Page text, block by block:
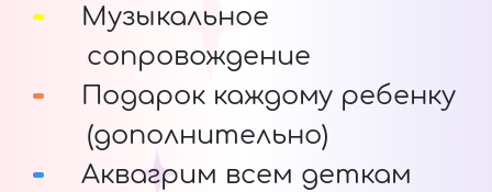
Музыкальное
сопровождение
Подарок каждому ребенку
(дополнительно)
Аквагрим всем деткам